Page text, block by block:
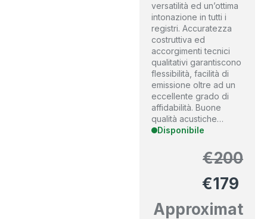
versatilità ed un’ottima
intonazione in tutti i
registri. Accuratezza
costruttiva ed
accorgimenti tecnici
qualitativi garantiscono
flessibilità, facilità di
emissione oltre ad un
eccellente grado di
affidabilità. Buone
qualità acustiche…
Disponibile
€200
€179
Approximat